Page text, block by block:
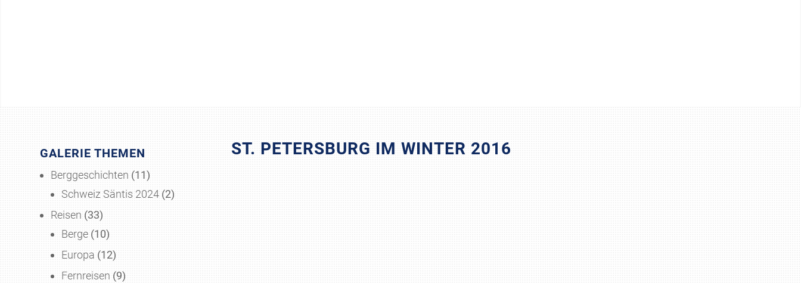
GALERIE THEMEN
Berggeschichten(11)
Schweiz Säntis 2024(2)
Reisen(33)
Berge(10)
Europa(12)
Fernreisen(9)
ST. PETERSBURG IM WINTER 2016